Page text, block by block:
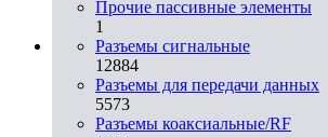
Прочие пассивные элементы
1
Разъeмы сигнальные
12884
Разъeмы для передачи данных
5573
Разъeмы коаксиальные/RF